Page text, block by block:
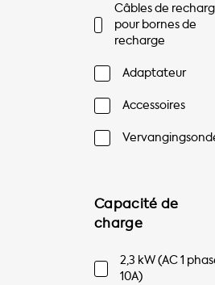
Câbles de
pour bornes de
recharge
Adaptateur
Accessoires
Capacité de
charge
2,3 kW (AC 1
10A)